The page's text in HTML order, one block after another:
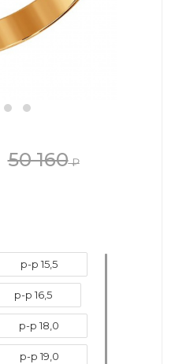
50 160₽
р-р 15,5
р-р 16,5
р-р 18,0
р-р 19,0